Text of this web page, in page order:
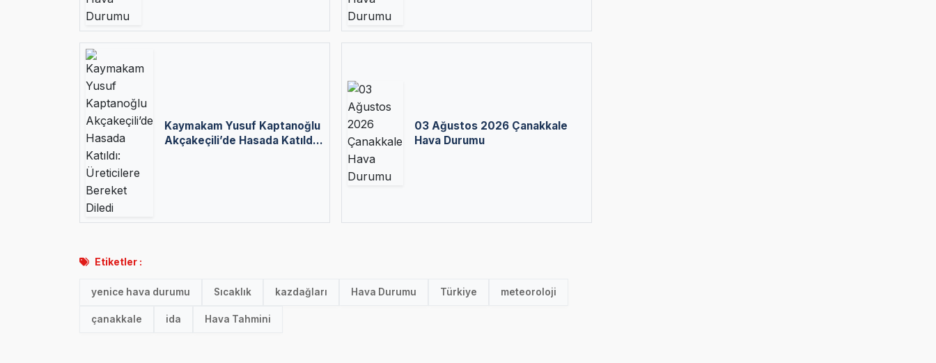
Kaymakam Yusuf Kaptanoğlu
Akçakeçili’de Hasada Katıldı:
03 Ağustos 2026 Çanakkale
Hava Durumu
Etiketler :
yenice hava durumu Sıcaklık kazdağları Hava Durumu Türkiye meteoroloji
çanakkale ida Hava Tahmini